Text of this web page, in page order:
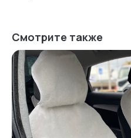
Смотрите также
Информация
для покупателей